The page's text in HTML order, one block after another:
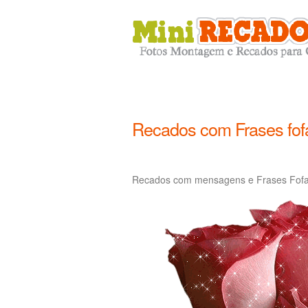
Recados com Frases
Recados com mensagens e Frases